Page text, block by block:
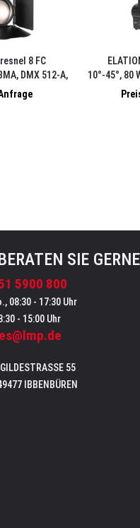
8 FC
DMX 512-A,
TV-Zapfen 28
10°-45°, 80
inkl.
SIE
5900 800
08:30 - 17:30 Uhr
- 15:00 Uhr
GILDESTRASSE 55
IBBENBÜREN